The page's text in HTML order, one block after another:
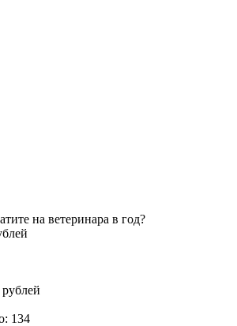
на ветеринара в год?
134